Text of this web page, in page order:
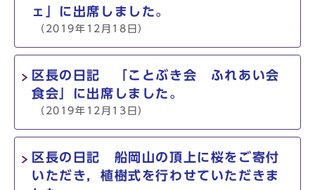
ェ」に出席しました。
（2019年12月18日）
区長の日記 「ことぶき会 ふれあい会
食会」に出席しました。
（2019年12月13日）
区長の日記 船岡山の頂上に桜をご寄付
いただき，植樹式を行わせていただきま